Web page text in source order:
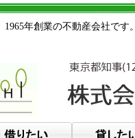
1965年創業の不動産会社で